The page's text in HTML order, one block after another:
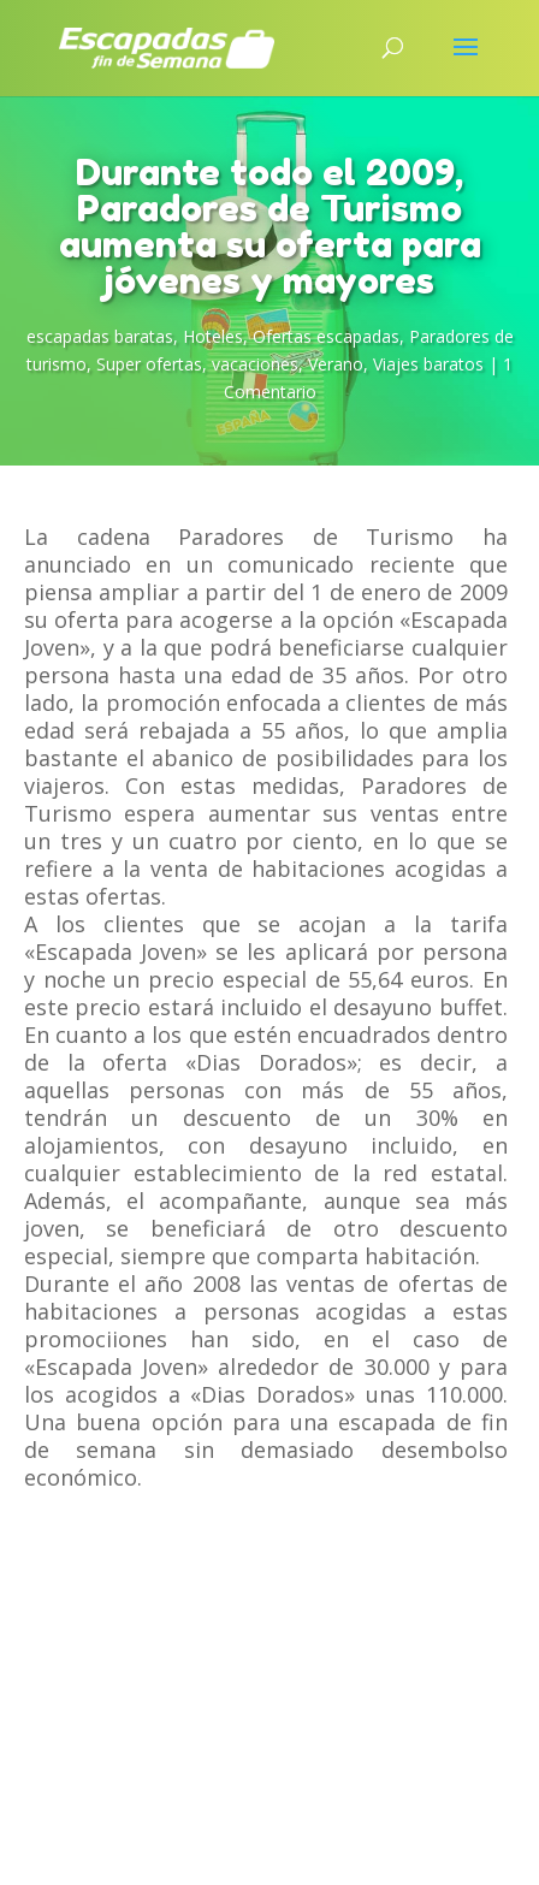
Durante todo el 2009,
Paradores de Turismo
aumenta su oferta para
jóvenes y mayores
escapadas baratas, Hoteles,Ofertas escapadas, Paradores de
turismo, Super ofertas,vacaciones,Verano, Viajes baratos| 1
Comentario
La cadena Paradores de Turismo ha
anunciado en un comunicado reciente que
piensa ampliar a partir del 1 de enero de 2009
su oferta para acogerse a la opción «Escapada
Joven», y a la que podrá beneficiarse cualquier
persona hasta una edad de 35 años. Por otro
lado, la promoción enfocada a clientes de más
edad será rebajada a 55 años, lo que amplia
bastante el abanico de posibilidades para los
viajeros. Con estas medidas, Paradores de
Turismo espera aumentar sus ventas entre
un tres y un cuatro por ciento, en lo que se
refiere a la venta de habitaciones acogidas a
estas ofertas.
A los clientes que se acojan a la tarifa
«Escapada Joven» se les aplicará por persona
y noche un precio especial de 55,64 euros. En
este precio estará incluido el desayuno buffet.
En cuanto a los que estén encuadrados dentro
de la oferta «Dias Dorados»; es decir, a
aquellas personas con más de 55 años,
tendrán un descuento de un 30% en
alojamientos, con desayuno incluido, en
cualquier establecimiento de la red estatal.
Además, el acompañante, aunque sea más
joven, se beneficiará de otro descuento
especial, siempre que comparta habitación.
Durante el año 2008 las ventas de ofertas de
habitaciones a personas acogidas a estas
promociiones han sido, en el caso de
«Escapada Joven» alrededor de 30.000 y para
los acogidos a «Dias Dorados» unas 110.000.
Una buena opción para una escapada de fin
de semana sin demasiado desembolso
económico.